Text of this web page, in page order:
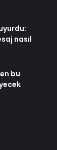
nasıl
bu